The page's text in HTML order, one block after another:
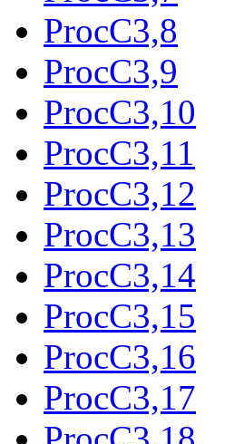
ProcC3,8
ProcC3,9
ProcC3,10
ProcC3,11
ProcC3,12
ProcC3,13
ProcC3,14
ProcC3,15
ProcC3,16
ProcC3,17